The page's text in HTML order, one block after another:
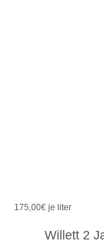
175,00€ je liter
Willett 2